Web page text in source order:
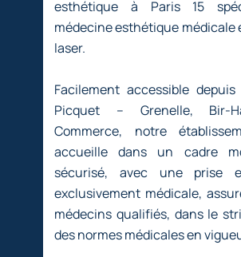
esthétique à Paris 15
médecine esthétique médicale
laser.
Facilement accessible
Picquet – Grenelle, Bir-
Commerce, notre
accueille dans un cadre
sécurisé, avec une prise
exclusivement médicale,
médecins qualifiés, dans le
des normes médicales en